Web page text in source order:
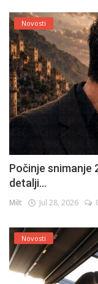
Novosti
Počinje snimanje
detalji...
Milt Jul 28, 2026
Novosti